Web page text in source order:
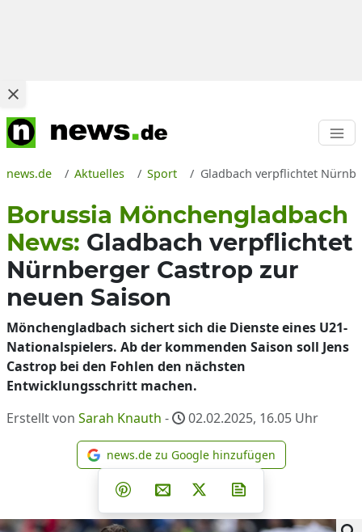
news.de Aktuelles Sport Gladbach verpflichtet
Borussia Mönchengladbach
News: Gladbach verpflichtet
Nürnberger Castrop zur
neuen Saison
Mönchengladbach sichert sich die Dienste eines U21-
Nationalspielers. Ab der kommenden Saison soll Jens
Castrop bei den Fohlen den nächsten
Entwicklungsschritt machen.
Erstellt von Sarah Knauth - 02.02.2025, 16.05 Uhr
news.de zu Google
news.de zu Google hinzufügen
Teilen auf Facebook
Teilen auf Whatsapp
Teilen auf Telegram
Teilen auf Pinterest
Per E-Mail teilen
Post auf X